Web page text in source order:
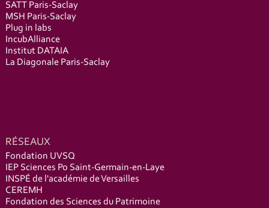
SATT Paris-Saclay
MSH Paris-Saclay
Plug in labs
IncubAlliance
Institut DATAIA
La Diagonale Paris-Saclay
RÉSEAUX
Fondation UVSQ
IEP Sciences Po Saint-Germain-en-Laye
INSPÉ de l'académie de Versailles
CEREMH
Fondation des Sciences du Patrimoine